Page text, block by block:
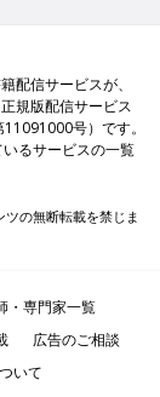
配信サービスが、
規版配信サービス
号）です。
るサービスの一覧
の無断転載を禁じま
・専門家一覧
広告のご相談
いて